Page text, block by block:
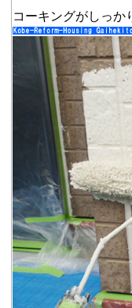
コーキングがしっか